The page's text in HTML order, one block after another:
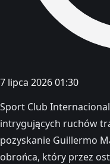
7 lipca 2026 01:30
Sport Club
intrygujących ruchów
pozyskanie Guillermo
obrońca, który przez